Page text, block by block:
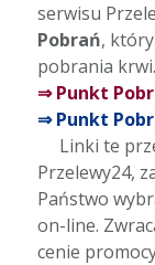
serwisu
Pobrań,
pobrania krwi.
⇒ Punkt
⇒ Punkt
Linki te
Przelewy24,
Państwo
on-line.
cenie